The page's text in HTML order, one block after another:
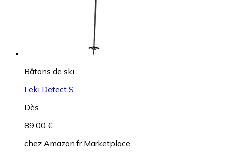
Bâtons de ski
Leki Detect S
Dès
89,00 €
chez Amazon.fr Marketplace